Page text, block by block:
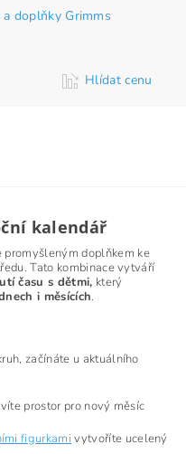
a doplňky Grimms
Hlídat cenu
kalendář
promyšleným doplňkem ke
Tato kombinace vytváří
času s dětmi, který
i měsících.
začínáte u aktuálního
prostor pro nový měsíc
figurkami vytvoříte ucelený